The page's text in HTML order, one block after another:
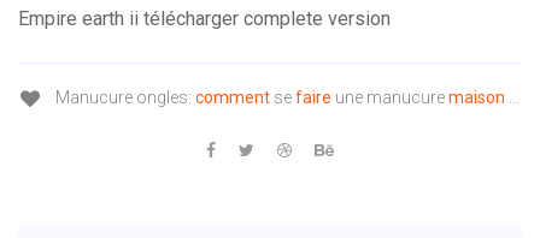
Empire earth ii télécharger complete version
Manucure ongles: comment sefaire une manucuremaison ...